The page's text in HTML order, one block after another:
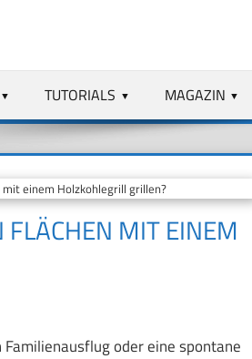
TUTORIALS MAGAZIN
einem Holzkohlegrill grillen?
FLÄCHEN MIT EINEM
oder eine spontane